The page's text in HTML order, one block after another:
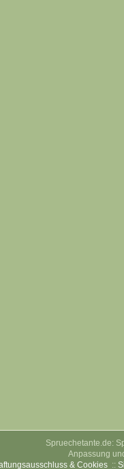
Spruechetante.de:
Anpassung
& Cookies::